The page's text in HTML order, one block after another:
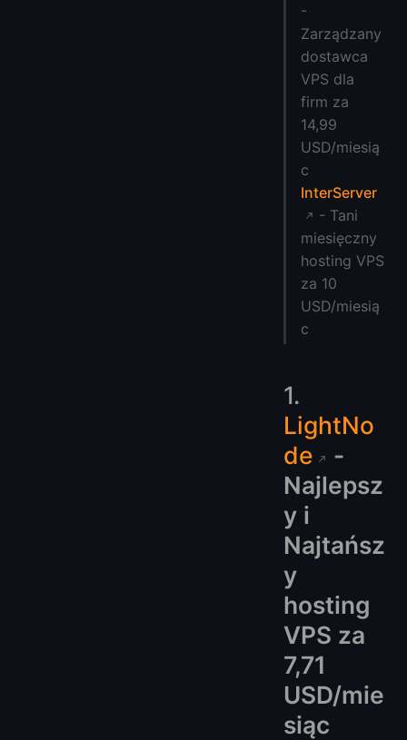
-
Zarządzany
dostawca
VPS dla
firm za
14,99
USD/miesią
c
InterServer
- Tani
miesięczny
hosting VPS
za 10
USD/miesią
c
1.
LightNo
de
-
Najlepsz
y i
Najtańsz
y
hosting
VPS za
7,71
USD/mie
siąc